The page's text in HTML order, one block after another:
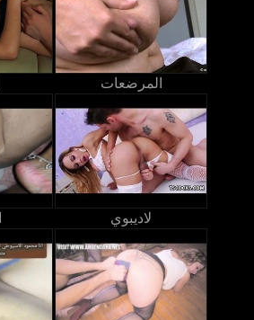
المرضعات
لاديبوي